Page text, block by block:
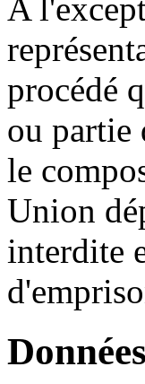
A
procédé
ou partie
le
Union
interdite